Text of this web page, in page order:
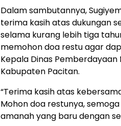
Dalam sambutannya,
terima kasih atas dukungan
selama kurang lebih tiga
memohon doa restu agar
Kepala Dinas
Kabupaten Pacitan.
“Terima kasih atas
Mohon doa restunya,
amanah yang baru dengan